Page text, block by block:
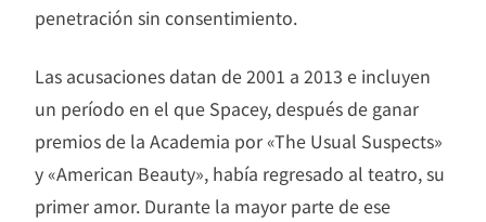
penetración sin consentimiento.
Las acusaciones datan de 2001 a 2013 e incluyen
un período en el que Spacey, después de ganar
premios de la Academia por «The Usual Suspects»
y «American Beauty», había regresado al teatro, su
primer amor. Durante la mayor parte de ese